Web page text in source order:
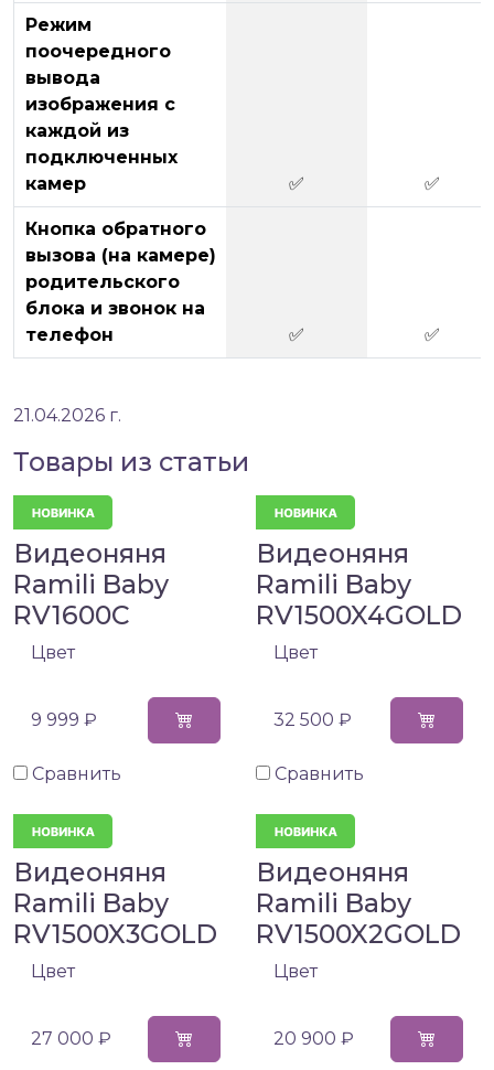
Режим
поочередного
вывода
изображения с
каждой из
подключенных
камер
✅ ✅
Кнопка обратного
вызова (на камере)
родительского
блока и звонок на
телефон
✅ ✅
21.04.2026 г.
Товары из статьи
Видеоняня
Ramili Baby
RV1600C
Цвет
9 999 ₽
Сравнить
Видеоняня
Ramili Baby
RV1500X4GOLD
Цвет
32 500 ₽
Сравнить
Видеоняня
Ramili Baby
RV1500X3GOLD
Цвет
27 000 ₽
Видеоняня
Ramili Baby
RV1500X2GOLD
Цвет
20 900 ₽